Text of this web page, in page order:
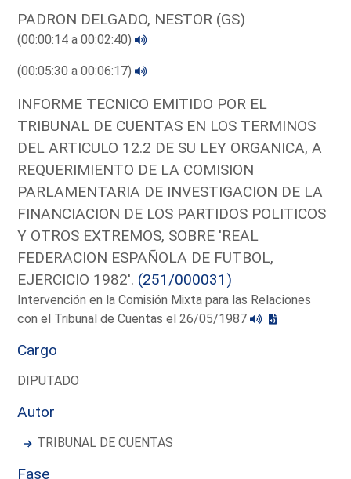
PADRON DELGADO, NESTOR (GS)
(00:00:14 a 00:02:40)
(00:05:30 a 00:06:17)
INFORME TECNICO EMITIDO POR EL
TRIBUNAL DE CUENTAS EN LOS TERMINOS
DEL ARTICULO 12.2 DE SU LEY ORGANICA, A
REQUERIMIENTO DE LA COMISION
PARLAMENTARIA DE INVESTIGACION DE LA
FINANCIACION DE LOS PARTIDOS POLITICOS
Y OTROS EXTREMOS, SOBRE 'REAL
FEDERACION ESPAÑOLA DE FUTBOL,
EJERCICIO 1982'. (251/000031)
Intervención en la Comisión Mixta para las Relaciones
con el Tribunal de Cuentas el 26/05/1987
Cargo
DIPUTADO
Autor
TRIBUNAL DE CUENTAS
Fase